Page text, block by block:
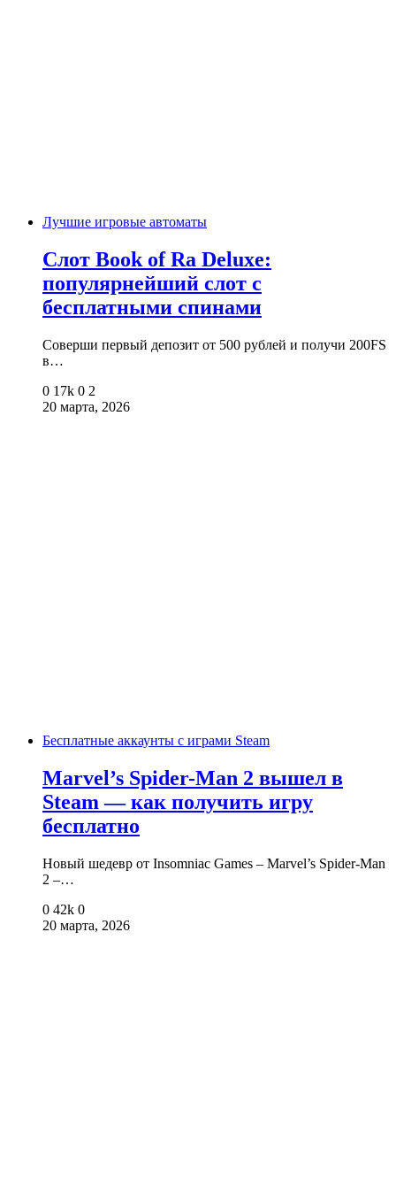
Лучшие игровые автоматы
Слот Book of Ra Deluxe:
популярнейший слот с
бесплатными спинами
Соверши первый депозит от 500 рублей и получи 200FS
в…
0 17k 0 2
20 марта, 2026
Бесплатные аккаунты с играми Steam
Marvel’s Spider-Man 2 вышел в
Steam — как получить игру
бесплатно
Новый шедевр от Insomniac Games – Marvel’s Spider-Man
2 –…
0 42k 0
20 марта, 2026